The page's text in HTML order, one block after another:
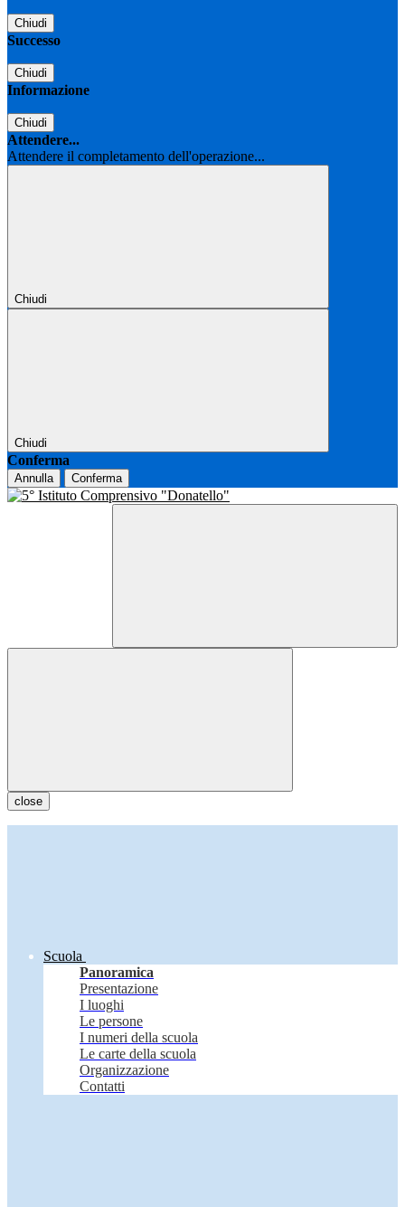
Chiudi
Successo
Chiudi
Informazione
Chiudi
Attendere...
Attendere il completamento dell'operazione...
Chiudi
Chiudi
Conferma
Annulla Conferma
close
Scuola
Panoramica
Presentazione
I luoghi
Le persone
I numeri della scuola
Le carte della scuola
Organizzazione
Contatti